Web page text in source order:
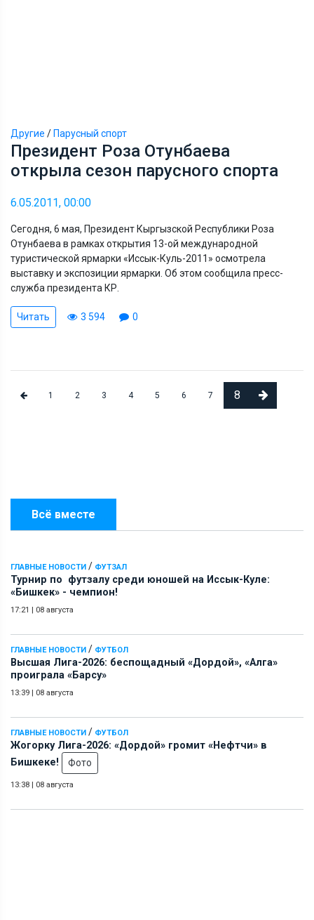
Всё вместе
ГЛАВНЫЕ НОВОСТИ / ФУТЗАЛ
Турнир по футзалу среди юношей на Иссык-Куле:
«Бишкек» - чемпион!
17:21 | 08 августа
ГЛАВНЫЕ НОВОСТИ / ФУТБОЛ
Высшая Лига-2026: беспощадный «Дордой», «Алга»
проиграла «Барсу»
13:39 | 08 августа
ГЛАВНЫЕ НОВОСТИ / ФУТБОЛ
Жогорку Лига-2026: «Дордой» громит «Нефтчи» в
Бишкеке!
Фото
13:38 | 08 августа
Другие / Парусный спорт
Президент Роза Отунбаева
открыла сезон парусного спорта
6.05.2011, 00:00
Сегодня, 6 мая, Президент Кыргызской Республики Роза
Отунбаева в рамках открытия 13-ой международной
туристической ярмарки «Иссык-Куль-2011» осмотрела
выставку и экспозиции ярмарки. Об этом сообщила пресс-
служба президента КР.
Читать 3 594 0
1 2 3 4 5 6 7 8